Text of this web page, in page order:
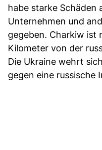
habe starke Schäden
Unternehmen und
gegeben. Charkiw ist
Kilometer von der
Die Ukraine wehrt
gegen eine russische